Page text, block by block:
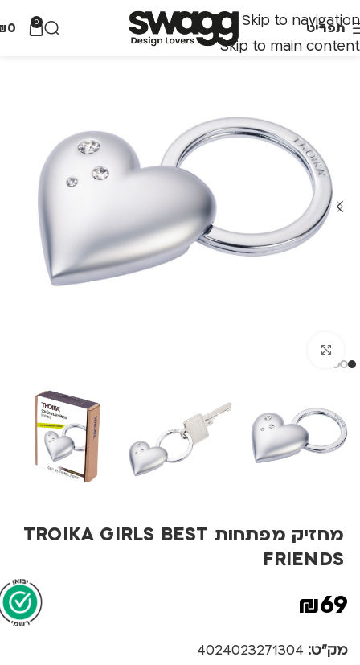
Skip to navigation
Skip to main content
תפריט 0
0
מחזיק מפתחות TROIKA GIRLS BEST
FRIENDS
₪69
מק"ט: 4024023271304